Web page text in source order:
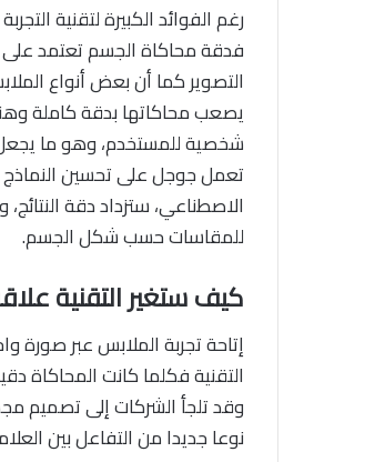
رغم الفوائد الكبيرة لتقنية
فدقة محاكاة الجسم تعتمد على
التصوير كما أن بعض أنواع
يصعب محاكاتها بدقة كاملة
شخصية للمستخدم، وهو ما يجعل
تعمل جوجل على تحسين النماذج
الاصطناعي، ستزداد دقة
للمقاسات حسب شكل الجسم.
كيف ستغير التقنية
إتاحة تجربة الملابس عبر صورة
التقنية فكلما كانت المحاكاة
وقد تلجأ الشركات إلى تصميم
نوعا جديدا من التفاعل بين